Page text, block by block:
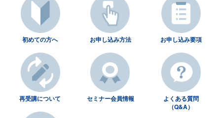
初めての方へ お申し込み方法 お申し込み要項
再受講について セミナー会員情報
よくある質問
（Q&A）